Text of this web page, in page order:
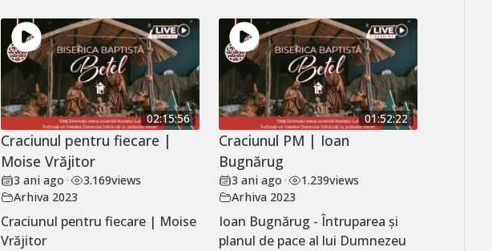
02:15:56
Craciunul pentru fiecare |
Moise Vrăjitor
3 ani ago • 3.169views
Arhiva 2023
Craciunul pentru fiecare | Moise
Vrăjitor
01:52:22
Craciunul PM | Ioan
Bugnărug
3 ani ago • 1.239views
Arhiva 2023
Ioan Bugnărug - Întruparea și
planul de pace al lui Dumnezeu